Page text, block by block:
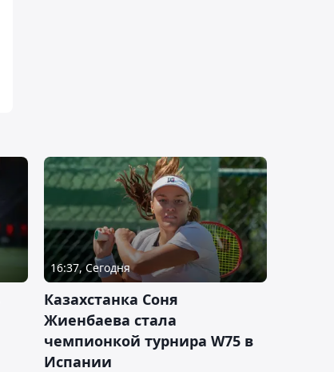
16:37, Сегодня
Казахстанка Соня
Жиенбаева стала
чемпионкой турнира W75 в
Испании